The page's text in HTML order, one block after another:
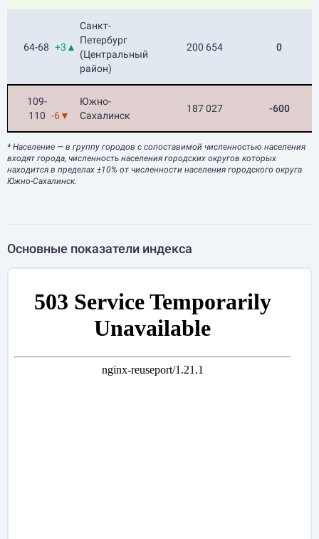
64-68 +3▲
Санкт-
Петербург
(Центральный
район)
200 654 0
109-
110 -6▼
Южно-
Сахалинск
187 027 -600
* Население — в группу городов с сопоставимой численностью населения
входят города, численность населения городских округов которых
находится в пределах ±10% от численности населения городского округа
Южно-Сахалинск.
Основные показатели индекса